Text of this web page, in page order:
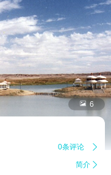
 6
0条评论 
简介 